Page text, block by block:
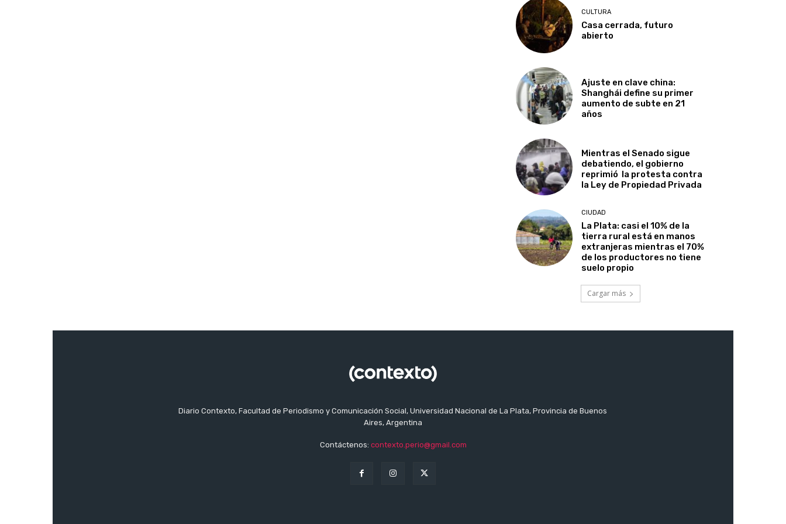
CULTURA
Casa cerrada, futuro
abierto
Ajuste en clave china:
Shanghái define su primer
aumento de subte en 21
años
Mientras el Senado sigue
debatiendo, el gobierno
reprimió la protesta contra
la Ley de Propiedad Privada
CIUDAD
La Plata: casi el 10% de la
tierra rural está en manos
extranjeras mientras el 70%
de los productores no tiene
suelo propio
Cargar más
Diario Contexto, Facultad de Periodismo y Comunicación Social, Universidad Nacional de La Plata, Provincia de Buenos
Aires, Argentina
Contáctenos: contexto.perio@gmail.com